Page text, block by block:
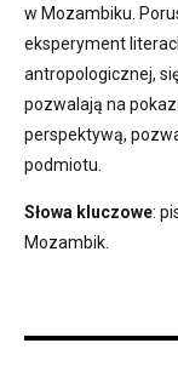
w Mozambiku.
eksperyment
antropologicznej,
pozwalają na
perspektywą,
podmiotu.
Słowa kluczowe:
Mozambik.